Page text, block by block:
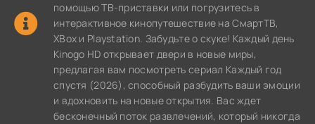
помощью ТВ-приставки или погрузитесь в
интерактивное кинопутешествие на СмартТВ,
XBox и Playstation. Забудьте о скуке! Каждый день
Kinogo HD открывает двери в новые миры,
предлагая вам посмотреть сериал Каждый год
спустя (2026), способный разбудить ваши эмоции
и вдохновить на новые открытия. Вас ждет
бесконечный поток развлечений, который никогда